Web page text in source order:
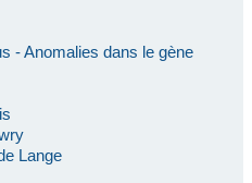
- Anomalies dans le gène
Lange